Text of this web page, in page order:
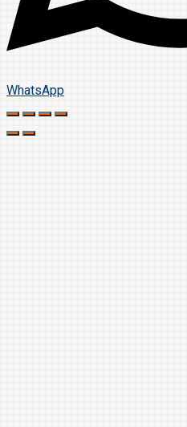
WhatsApp